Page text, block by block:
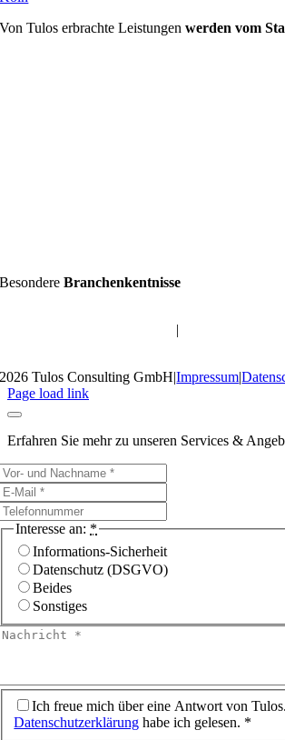
Von Tulos erbrachte Leistungenwerden vom
BesondereBranchenkentnisse
|
2026 Tulos Consulting GmbH|Impressum|
Page load link
Erfahren Sie mehr zu unseren Services &
Interesse an: *
Informations-Sicherheit
Datenschutz (DSGVO)
Beides
Sonstiges
Ich freue mich über eine Antwort von
Datenschutzerklärung habe ich gelesen. *